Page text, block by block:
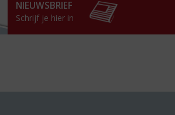
NIEUWSBRIEF
Schrijf je hier in